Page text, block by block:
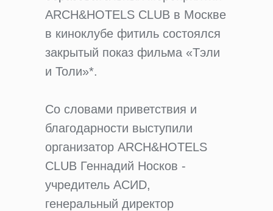
ARCH&HOTELS CLUB в Москве
в киноклубе фитиль состоялся
закрытый показ фильма «Тэли
и Толи»*.
Со словами приветствия и
благодарности выступили
организатор ARCH&HOTELS
CLUB Геннадий Носков -
учредитель АСИD,
генеральный директор